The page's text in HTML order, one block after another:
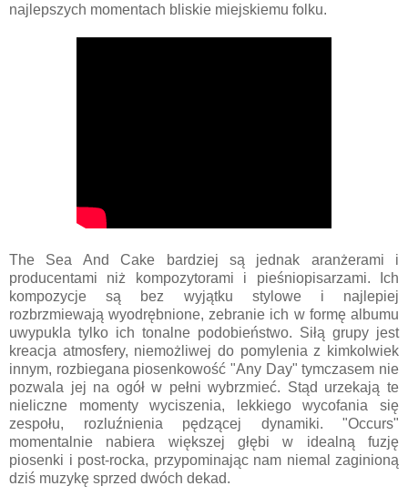
najlepszych momentach bliskie miejskiemu folku.
The Sea And Cake bardziej są jednak aranżerami i
producentami niż kompozytorami i pieśniopisarzami. Ich
kompozycje są bez wyjątku stylowe i najlepiej
rozbrzmiewają wyodrębnione, zebranie ich w formę albumu
uwypukla tylko ich tonalne podobieństwo. Siłą grupy jest
kreacja atmosfery, niemożliwej do pomylenia z kimkolwiek
innym, rozbiegana piosenkowość "Any Day" tymczasem nie
pozwala jej na ogół w pełni wybrzmieć. Stąd urzekają te
nieliczne momenty wyciszenia, lekkiego wycofania się
zespołu, rozluźnienia pędzącej dynamiki. "Occurs"
momentalnie nabiera większej głębi w idealną fuzję
piosenki i post-rocka, przypominając nam niemal zaginioną
dziś muzykę sprzed dwóch dekad.